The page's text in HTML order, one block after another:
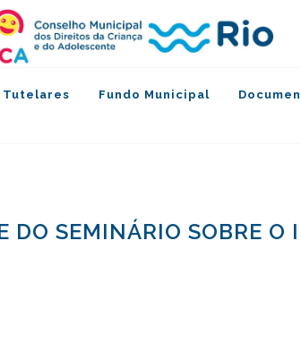
Tutelares Fundo Municipal
DO SEMINÁRIO SOBRE O